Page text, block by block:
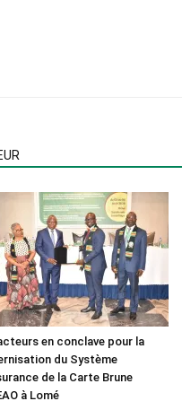
en conclave pour la
du Système
de la Carte Brune
à Lomé